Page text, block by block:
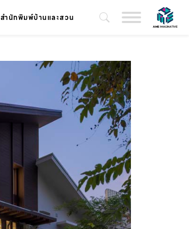
สำนักพิมพ์บ้านและสวน